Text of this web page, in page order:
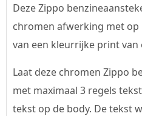
Deze Zippo
chromen afwerking met
van een kleurrijke print van
Laat deze chromen Zippo
met maximaal 3 regels
tekst op de body. De tekst